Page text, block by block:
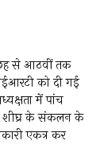
से आठवीं तक
को दी गई
में पांच
शीघ्र के संकलन के
एकत्र कर